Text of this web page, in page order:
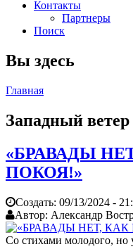
Контакты
Партнеры
Поиск
Вы здесь
Главная
Западный ветер
«БРАВАДЫ
ПОКОЯ!»
Создать: 09/13/2024 -
Автор: Александр
Со стихами молодого, но